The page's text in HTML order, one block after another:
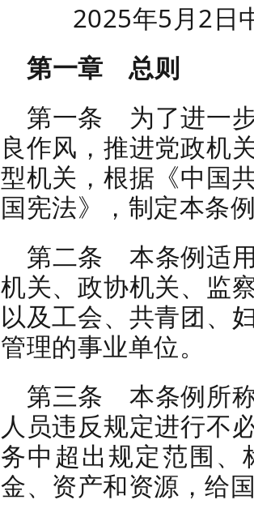
2025年5月2日
第一章 总则
第一条 为了进一
良作风，推进党政机
型机关，根据《中国
国宪法》，制定本条
第二条 本条例适
机关、政协机关、监
以及工会、共青团、
管理的事业单位。
第三条 本条例所
人员违反规定进行不
务中超出规定范围
金、资产和资源，给